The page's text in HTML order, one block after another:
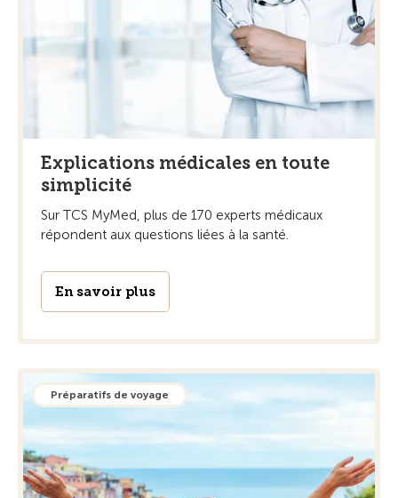
Explications médicales en toute
simplicité
Sur TCS MyMed, plus de 170 experts médicaux
répondent aux questions liées à la santé.
En savoir plus
Préparatifs de voyage